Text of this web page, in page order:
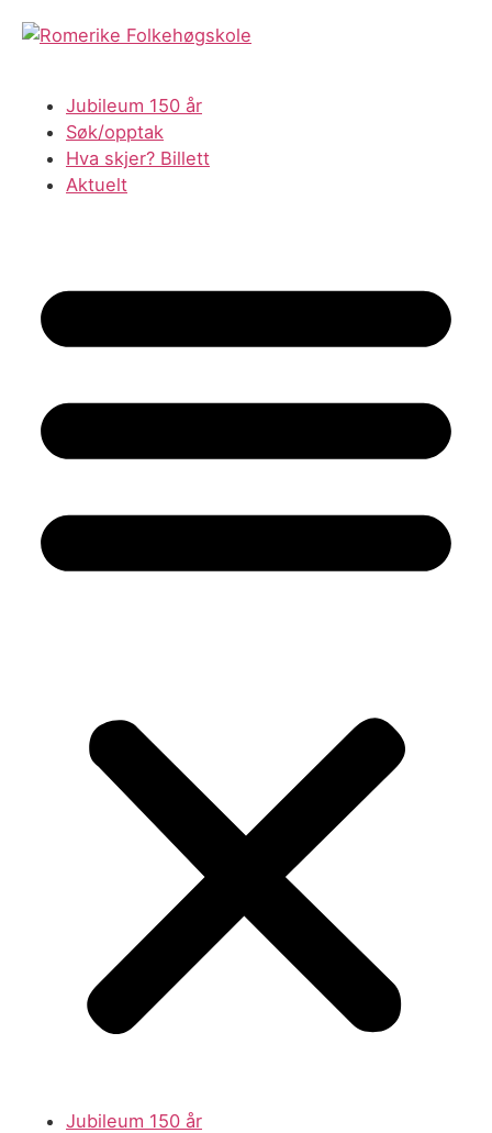
Jubileum 150 år
Søk/opptak
Hva skjer? Billett
Aktuelt
Jubileum 150 år